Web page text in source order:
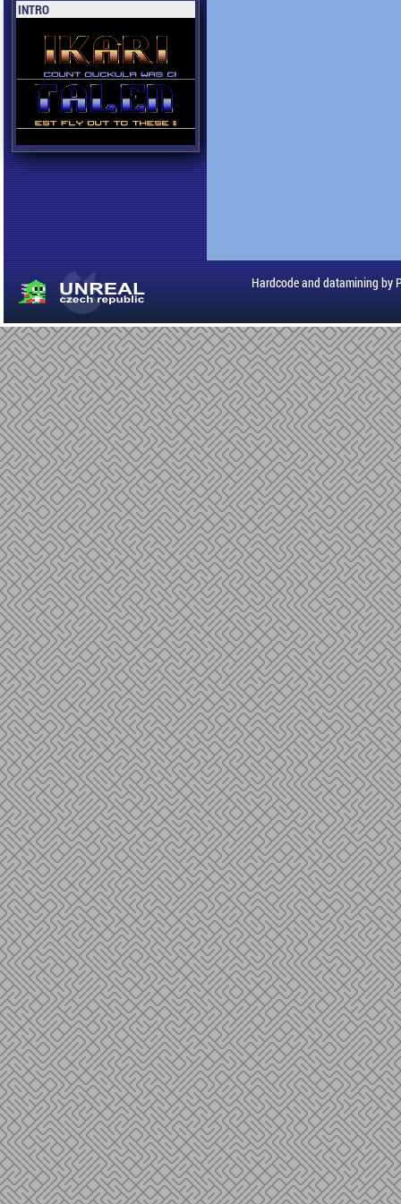
INTRO
Hardcode and datamining by